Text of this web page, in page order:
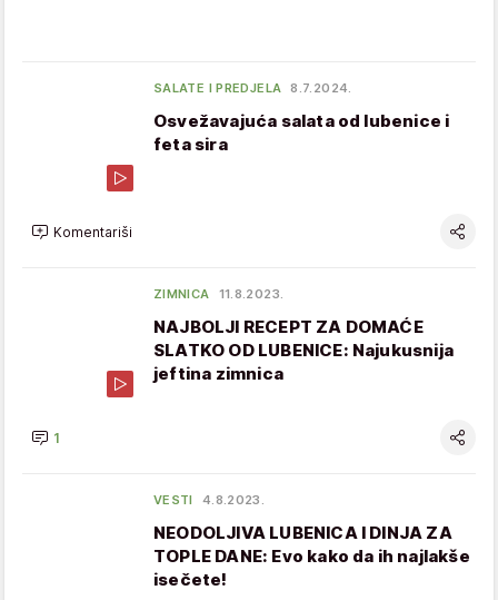
SALATE I PREDJELA 8.7.2024.
Osvežavajuća salata od lubenice i
feta sira
Komentariši
ZIMNICA 11.8.2023.
NAJBOLJI RECEPT ZA DOMAĆE
SLATKO OD LUBENICE: Najukusnija
jeftina zimnica
1
VESTI 4.8.2023.
NEODOLJIVA LUBENICA I DINJA ZA
TOPLE DANE: Evo kako da ih najlakše
isečete!